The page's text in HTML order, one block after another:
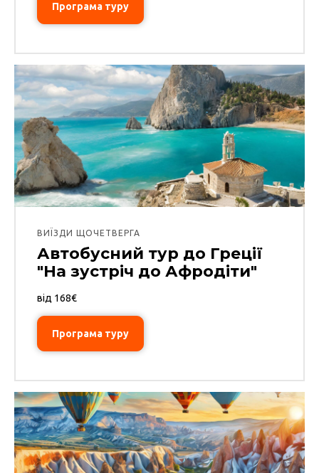
Програма туру
ВИЇЗДИ ЩОЧЕТВЕРГА
Автобусний тур до Греції
"На зустріч до Афродіти"
від 168€
Програма туру